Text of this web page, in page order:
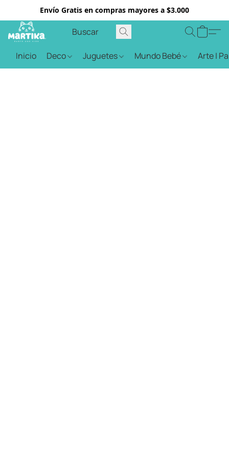
Envío Gratis en compras mayores a $3.000
Inicio Deco Juguetes Mundo Bebé Arte |